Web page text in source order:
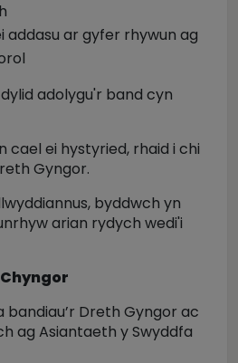
ar gyfer rhywun ag
adolygu'r band cyn
cael ei hystyried, rhaid i chi
Gyngor.
byddwch yn
arian rydych wedi'i
Dreth Gyngor ac
ag Asiantaeth y Swyddfa